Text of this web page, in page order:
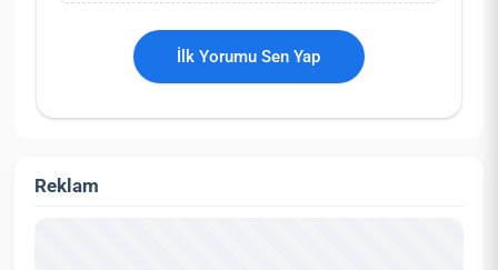
İlk Yorumu Sen Yap
Reklam